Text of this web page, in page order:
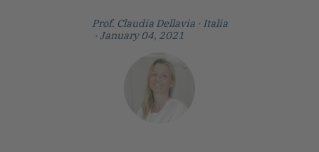
Prof. Claudia Dellavia · Italia
· January 04, 2021